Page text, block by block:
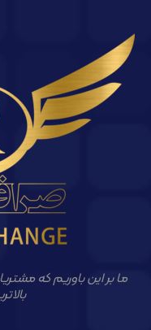
ما بر این باوریم که